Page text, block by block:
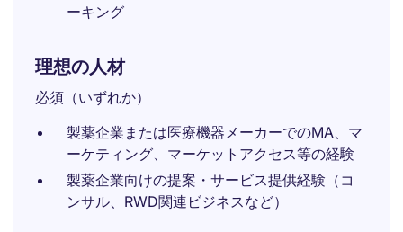
ーキング
理想の人材
必須（いずれか）
製薬企業または医療機器メーカーでのMA、マ
ーケティング、マーケットアクセス等の経験
製薬企業向けの提案・サービス提供経験（コ
ンサル、RWD関連ビジネスなど）